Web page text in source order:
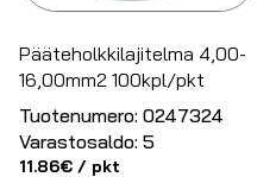
Pääteholkkilajitelma 4,00-
16,00mm2 100kpl/pkt
Tuotenumero: 0247324
Varastosaldo: 5
11.86€ / pkt